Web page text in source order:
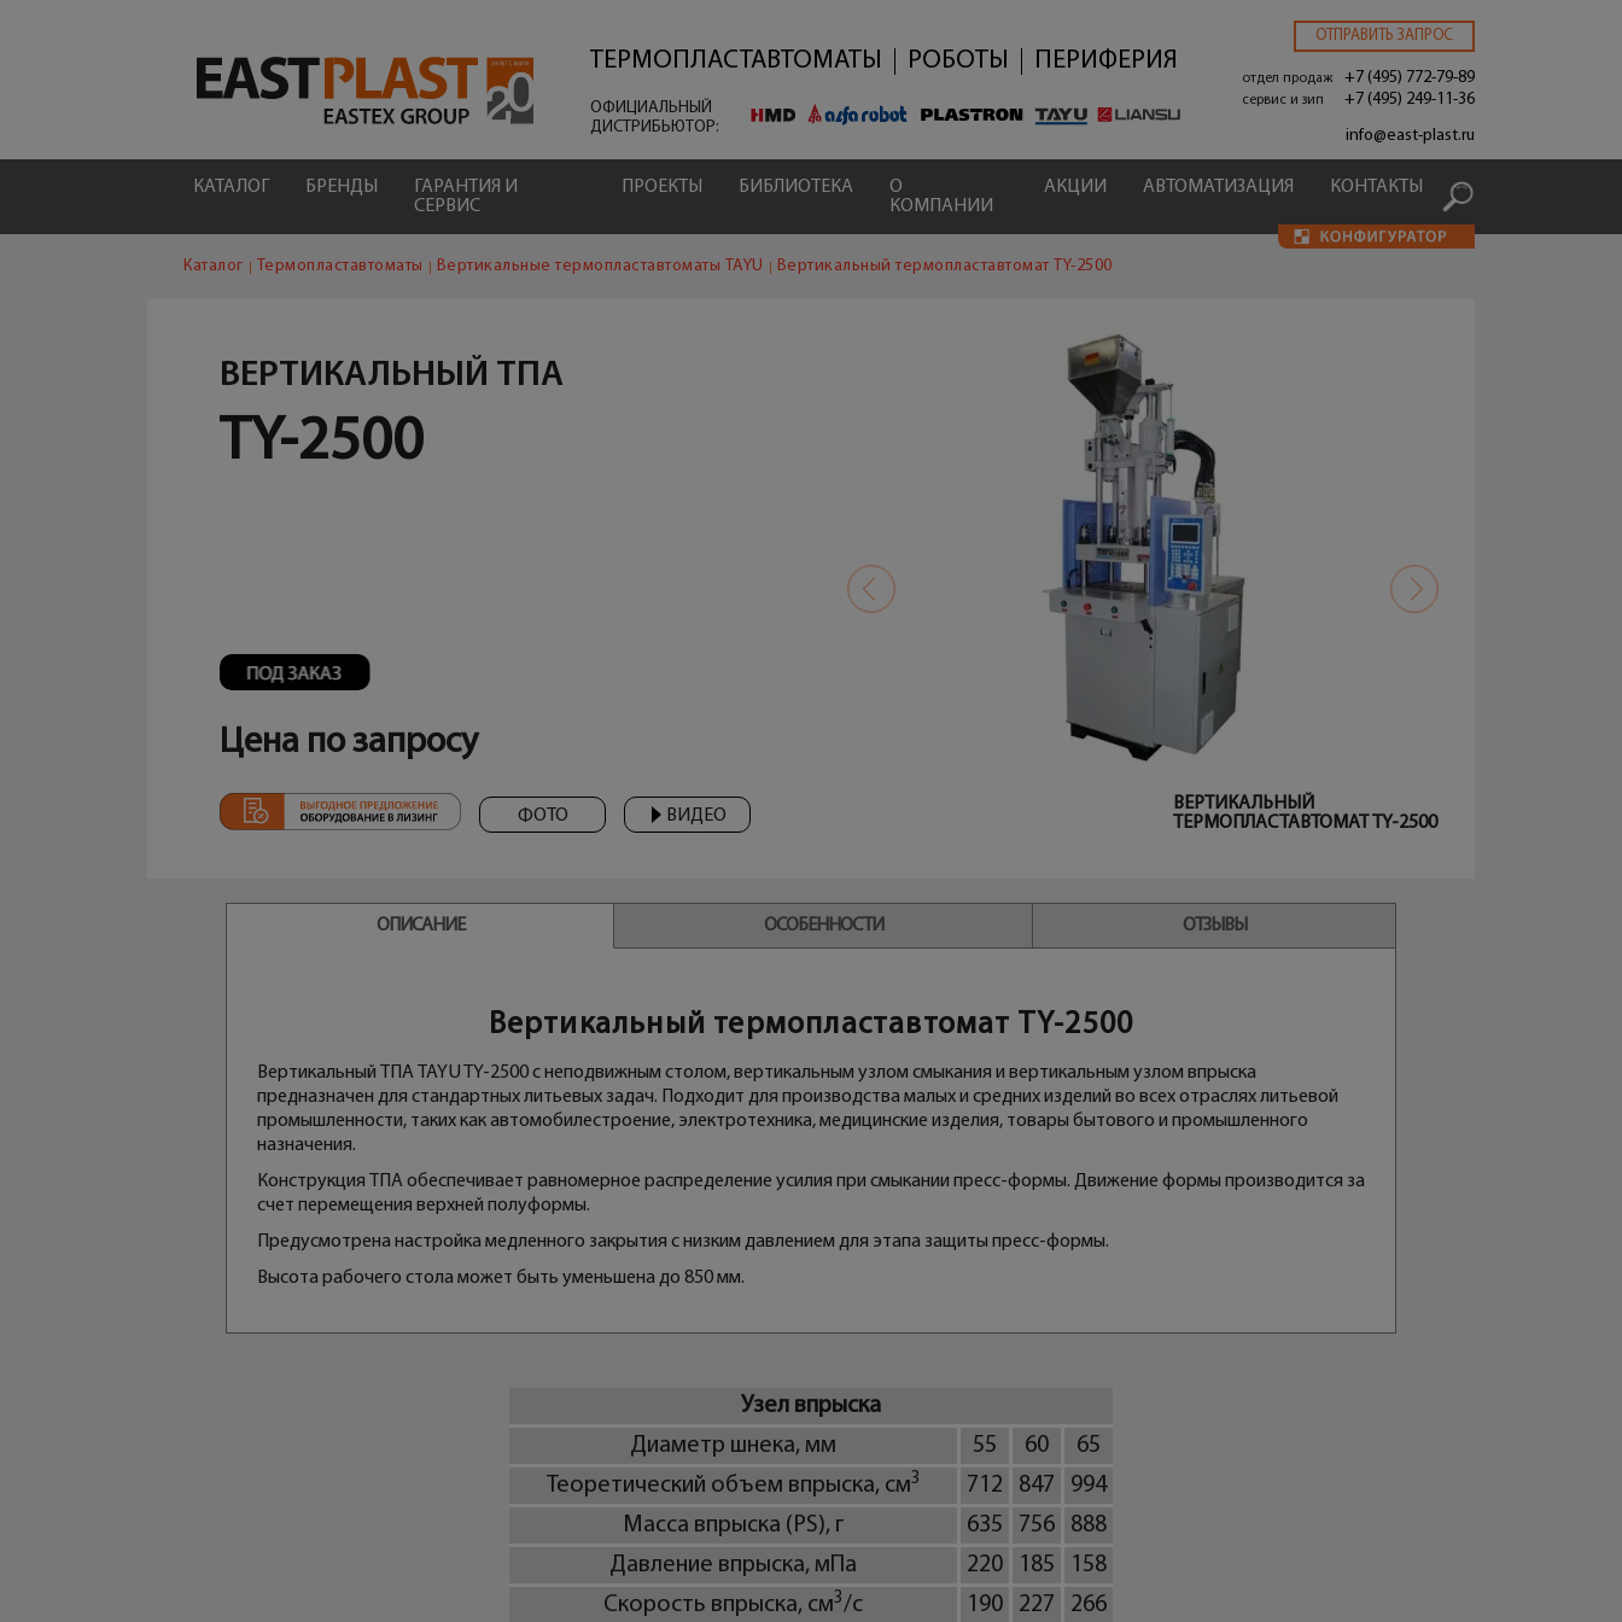
содержанию
ТЕРМОПЛАСТАВТОМАТЫ РОБОТЫ ПЕРИФЕРИЯ
ОФИЦИАЛЬНЫЙ
ДИСТРИБЬЮТОР:
ОТПРАВИТЬ ЗАПРОС
отдел продаж +7 (495) 772-79-89
сервис и зип
+7 (495) 249-11-36
info@east-plast.ru
КАТАЛОГ БРЕНДЫ
ГАРАНТИЯ И
СЕРВИС
ПРОЕКТЫ БИБЛИОТЕКА
О
КОМПАНИИ
АКЦИИ АВТОМАТИЗАЦИЯ КОНТАКТЫ
Каталог Термопластавтоматы Вертикальные термопластавтоматы TAYU Вертикальный термопластавтомат TY-2500
ВЕРТИКАЛЬНЫЙ ТПА
TY-2500
Цена по запросу
ФОТО ВИДЕО
ВЕРТИКАЛЬНЫЙ
ТЕРМОПЛАСТАВТОМАТ TY-2500
ОПИСАНИЕ ОСОБЕННОСТИ ОТЗЫВЫ
Вертикальный термопластавтомат TY-2500
Вертикальный ТПА TAYU TY-2500 с неподвижным столом, вертикальным узлом смыкания и вертикальным узлом впрыска
предназначен для стандартных литьевых задач. Подходит для производства малых и средних изделий во всех отраслях литьевой
промышленности, таких как автомобилестроение, электротехника, медицинские изделия, товары бытового и промышленного
назначения.
Конструкция ТПА обеспечивает равномерное распределение усилия при смыкании пресс-формы. Движение формы производится за
счет перемещения верхней полуформы.
Предусмотрена настройка медленного закрытия с низким давлением для этапа защиты пресс-формы.
Высота рабочего стола может быть уменьшена до 850 мм.
Узел впрыска
Диаметр шнека, мм
55 60
65
Теоретический объем впрыска, см3 712 847
994
Масса впрыска (PS), г
635 756
888
Давление впрыска, мПа
220 185
158
Скорость впрыска, см3/с 190 227 266